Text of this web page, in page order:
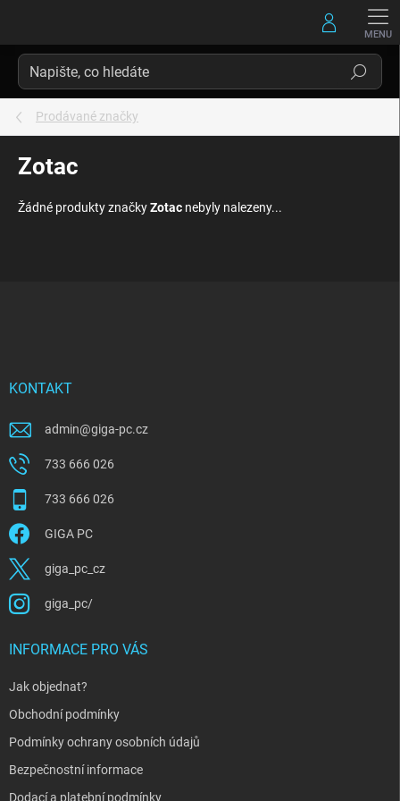
Hledat
Prodávané značky
Zotac
Žádné produkty značkyZotac nebyly nalezeny...
KONTAKT
admin@giga-pc.cz
733 666 026
733 666 026
GIGA PC
giga_pc_cz
giga_pc/
INFORMACE PRO VÁS
Jak objednat?
Obchodní podmínky
Podmínky ochrany osobních údajů
Bezpečnostní informace
Dodací a platební podmínky